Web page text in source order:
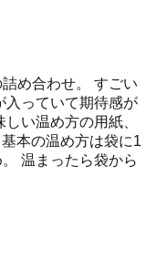
め合わせ。 すごい
入っていて期待感が
い温め方の用紙、
本の温め方は袋に1
温まったら袋から